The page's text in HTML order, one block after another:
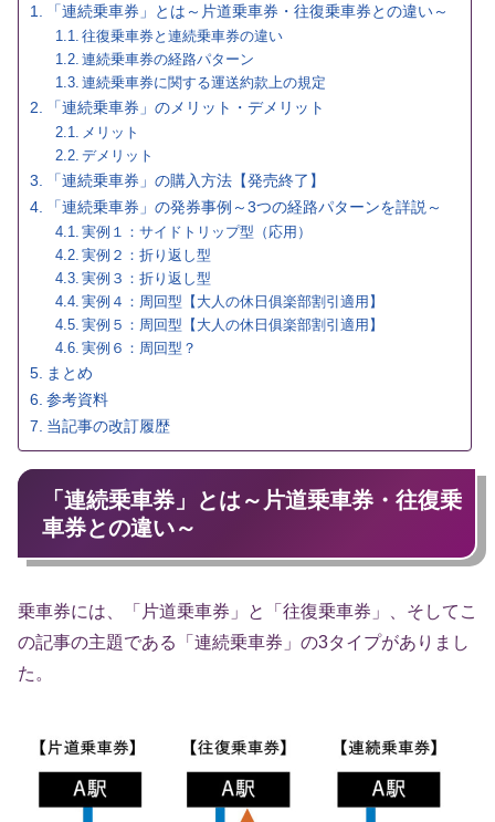
「連続乗車券」とは～片道乗車券・往復乗車券との違い～
往復乗車券と連続乗車券の違い
連続乗車券の経路パターン
連続乗車券に関する運送約款上の規定
「連続乗車券」のメリット・デメリット
メリット
デメリット
「連続乗車券」の購入方法【発売終了】
「連続乗車券」の発券事例～3つの経路パターンを詳説～
実例１：サイドトリップ型（応用）
実例２：折り返し型
実例３：折り返し型
実例４：周回型【大人の休日俱楽部割引適用】
実例５：周回型【大人の休日俱楽部割引適用】
実例６：周回型？
まとめ
参考資料
当記事の改訂履歴
「連続乗車券」とは～片道乗車券・往復乗
車券との違い～
乗車券には、「片道乗車券」と「往復乗車券」、そしてこ
の記事の主題である「連続乗車券」の3タイプがありまし
た。